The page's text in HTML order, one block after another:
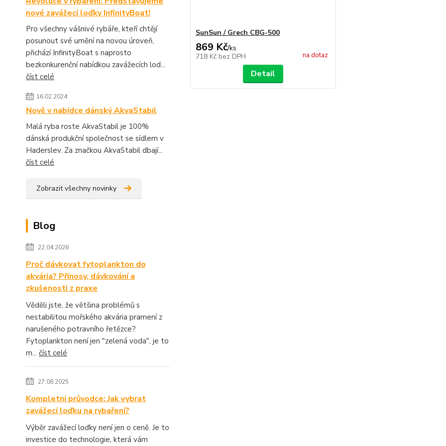
nové zavážecí loďky InfinityBoat!
Pro všechny vášnivé rybáře, kteří chtějí
posunout své umění na novou úroveň,
přichází InfinityBoat s naprosto
bezkonkurenční nabídkou zavážecích lod...
číst celé
16.02.2024
Nově v nabídce dánský AkvaStabil
Malá ryba roste AkvaStabil je 100%
dánská produkční společnost se sídlem v
Haderslev. Za značkou AkvaStabil dbají...
číst celé
Zobrazit všechny novinky
Blog
22.04.2026
Proč dávkovat fytoplankton do
akvária? Přínosy, dávkování a
zkušenosti z praxe
Věděli jste, že většina problémů s
nestabilitou mořského akvária pramení z
narušeného potravního řetězce?
Fytoplankton není jen "zelená voda", je to
m... číst celé
27.08.2025
Kompletní průvodce: Jak vybrat
zavážecí loďku na rybaření?
Výběr zavážecí loďky není jen o ceně. Je to
investice do technologie, která vám
SunSun / Grech CBG-500
869 Kč/ks
718 Kč bez DPH na dotaz
Detail